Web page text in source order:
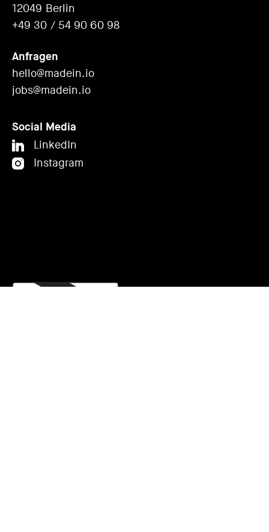
12049 Berlin
+49 30 / 54 90 60 98
Anfragen
hello@madein.io
jobs@madein.io
Social Media
LinkedIn
Instagram